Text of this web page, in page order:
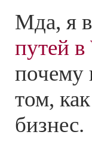
Мда, я
путей в
почему
том,
бизнес.